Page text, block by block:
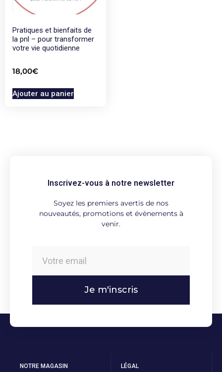
Pratiques et bienfaits de
la pnl – pour transformer
votre vie quotidienne
18,00€
Ajouter au panier
Inscrivez-vous à notre newsletter
Soyez les premiers avertis de nos
nouveautés, promotions et évènements à
venir.
Je m'inscris
NOTRE MAGASIN LÉGAL